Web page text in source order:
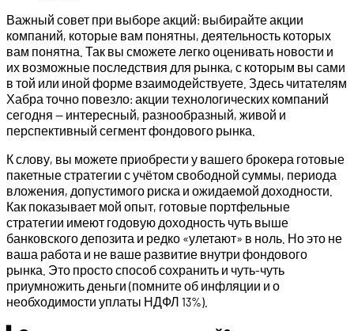
Важный совет при выборе акций: выбирайте акции
компаний, которые вам понятны, деятельность которых
вам понятна. Так вы сможете легко оценивать новости и
их возможные последствия для рынка, с которым вы сами
в той или иной форме взаимодействуете. Здесь читателям
Хабра точно повезло: акции технологических компаний
сегодня — интересный, разнообразный, живой и
перспективный сегмент фондового рынка.
К слову, вы можете приобрести у вашего брокера готовые
пакетные стратегии с учётом свободной суммы, периода
вложения, допустимого риска и ожидаемой доходности.
Как показывает мой опыт, готовые портфельные
стратегии имеют годовую доходность чуть выше
банковского депозита и редко «улетают» в ноль. Но это не
ваша работа и не ваше развитие внутри фондового
рынка. Это просто способ сохранить и чуть-чуть
приумножить деньги (помните об инфляции и о
необходимости уплаты НДФЛ 13%).